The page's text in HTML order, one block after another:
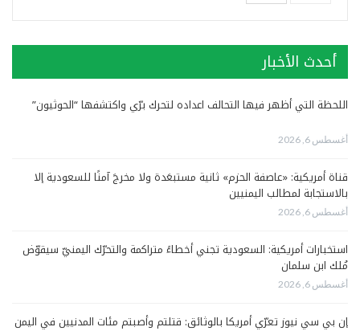
أحدث الأخبار
اللحظة التي أظهر فيها التحالف اعداده لتحرك برّي واكتشفها “الحوثيون”
أغسطس 6, 2026
قناة أمريكية: «عاصفة الحزم» ثانية مستبعَدة ولا مخرجَ آمنًا للسعودية إلا
بالاستجابة لمطالب اليمنيين
أغسطس 6, 2026
استخبارات أمريكية: السعودية تجني أخطاءً متراكمة والتحرّك اليمنيّ سيقوّض
مُلك ابن سلمان
أغسطس 6, 2026
إن بي سي نيوز تعرّي أمريكا بالوثائق: قتلتم وأصبتم مئات المدنيين في اليمن